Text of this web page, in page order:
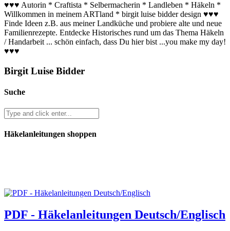
♥♥♥ Autorin * Craftista * Selbermacherin * Landleben * Häkeln *
Willkommen in meinem ARTland * birgit luise bidder design ♥♥♥
Finde Ideen z.B. aus meiner Landküche und probiere alte und neue
Familienrezepte. Entdecke Historisches rund um das Thema Häkeln
/ Handarbeit ... schön einfach, dass Du hier bist ...you make my day!
♥♥♥
Birgit Luise Bidder
Suche
Häkelanleitungen shoppen
PDF - Häkelanleitungen Deutsch/Englisch